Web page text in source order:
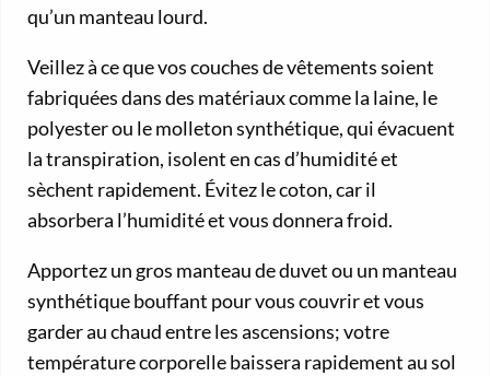
qu’un manteau lourd.
Veillez à ce que vos couches de vêtements soient
fabriquées dans des matériaux comme la laine, le
polyester ou le molleton synthétique, qui évacuent
la transpiration, isolent en cas d’humidité et
sèchent rapidement. Évitez le coton, car il
absorbera l’humidité et vous donnera froid.
Apportez un gros manteau de duvet ou un manteau
synthétique bouffant pour vous couvrir et vous
garder au chaud entre les ascensions; votre
température corporelle baissera rapidement au sol